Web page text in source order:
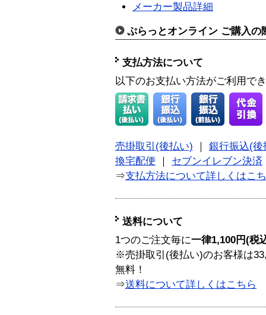
メーカー製品詳細
ぷらっとオンライン ご購入の
支払方法について
以下のお支払い方法がご利用で
売掛取引(後払い)
銀行振込(後
換宅配便
セブンイレブン決済
⇒支払方法について詳しくはこ
送料について
1つのご注文毎に一律1,100円(税
※売掛取引(後払い)のお客様は
無料！
⇒送料について詳しくはこちら